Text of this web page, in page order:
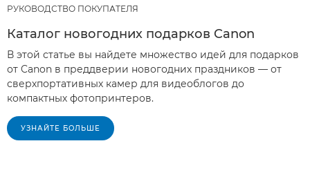
РУКОВОДСТВО ПОКУПАТЕЛЯ
Каталог новогодних подарков Canon
В этой статье вы найдете множество идей для подарков
от Canon в преддверии новогодних праздников — от
сверхпортативных камер для видеоблогов до
компактных фотопринтеров.
УЗНАЙТЕ БОЛЬШЕ